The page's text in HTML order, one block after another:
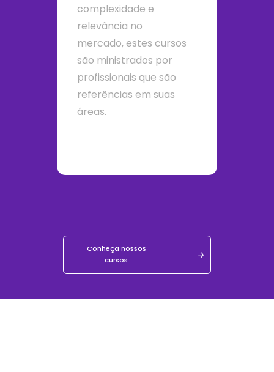
complexidade e
relevância no
mercado, estes cursos
são ministrados por
profissionais que são
referências em suas
áreas.
Conheça nossos
cursos